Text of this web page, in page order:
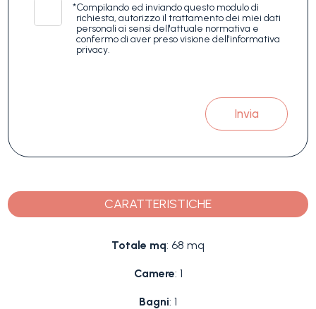
*Compilando ed inviando questo modulo di
richiesta, autorizzo il trattamento dei miei dati
personali ai sensi dell'attuale normativa e
confermo di aver preso visione dell'informativa
privacy.
Invia
CARATTERISTICHE
Totale mq: 68 mq
Camere: 1
Bagni: 1